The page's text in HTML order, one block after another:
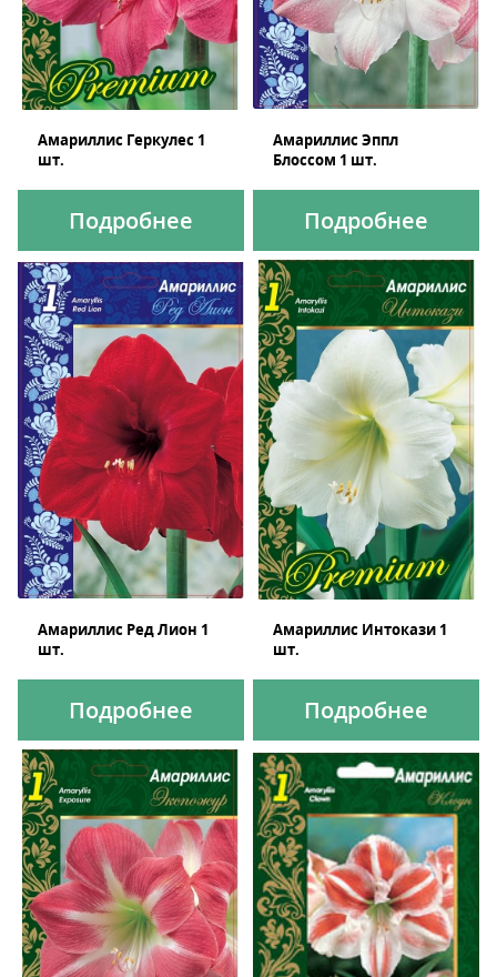
Амариллис Геркулес 1
шт.
Подробнее
Амариллис Эппл
Блоссом 1 шт.
Подробнее
Амариллис Ред Лион 1
шт.
Подробнее
Амариллис Интокази 1
шт.
Подробнее